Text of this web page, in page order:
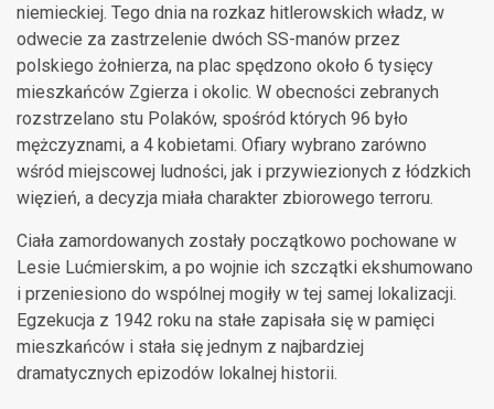
niemieckiej. Tego dnia na rozkaz hitlerowskich władz, w
odwecie za zastrzelenie dwóch SS-manów przez
polskiego żołnierza, na plac spędzono około 6 tysięcy
mieszkańców Zgierza i okolic. W obecności zebranych
rozstrzelano stu Polaków, spośród których 96 było
mężczyznami, a 4 kobietami. Ofiary wybrano zarówno
wśród miejscowej ludności, jak i przywiezionych z łódzkich
więzień, a decyzja miała charakter zbiorowego terroru.
Ciała zamordowanych zostały początkowo pochowane w
Lesie Lućmierskim, a po wojnie ich szczątki ekshumowano
i przeniesiono do wspólnej mogiły w tej samej lokalizacji.
Egzekucja z 1942 roku na stałe zapisała się w pamięci
mieszkańców i stała się jednym z najbardziej
dramatycznych epizodów lokalnej historii.